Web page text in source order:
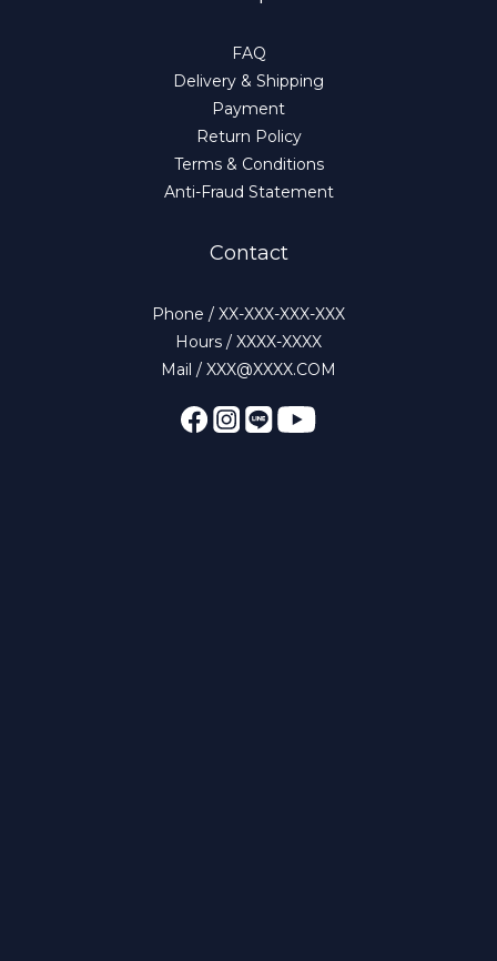
FAQ
Delivery & Shipping
Payment
Return Policy
Terms & Conditions
Anti-Fraud Statement
Contact
Phone / XX-XXX-XXX-XXX
Hours / XXXX-XXXX
Mail / XXX@XXXX.COM